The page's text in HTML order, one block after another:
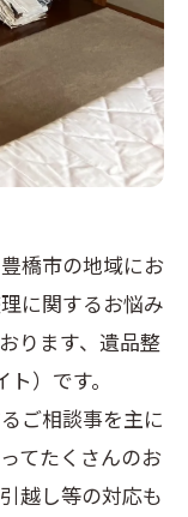
橋市の地域にお
に関するお悩み
ります、遺品整
）です。
ご相談事を主に
てたくさんのお
越し等の対応も